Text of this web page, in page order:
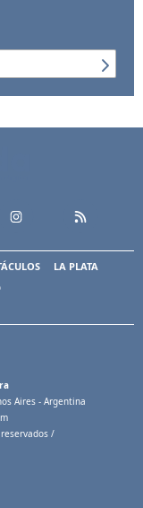
LA PLATA
Aires - Argentina
/